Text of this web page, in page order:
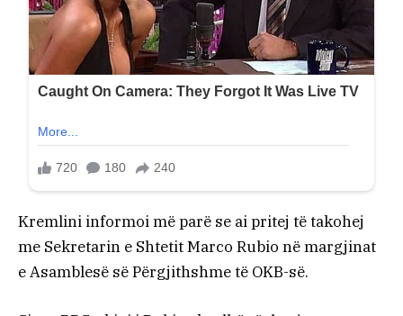
Kremlini informoi më parë se ai pritej të takohej
me Sekretarin e Shtetit Marco Rubio në margjinat
e Asamblesë së Përgjithshme të OKB-së.